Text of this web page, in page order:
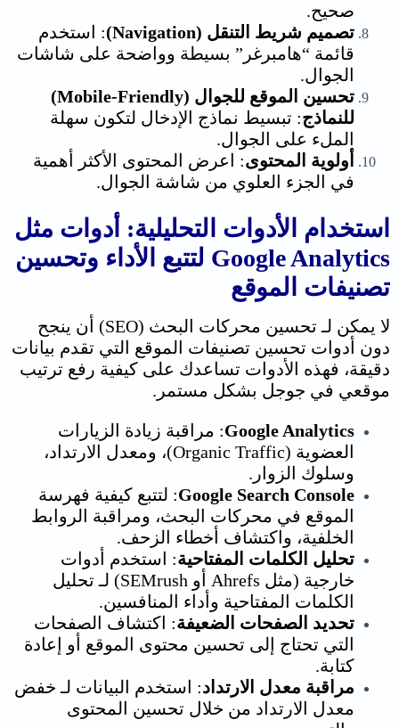
صحيح.
تصميم شريط التنقل (Navigation)
: استخدم
قائمة “هامبرغر” بسيطة وواضحة على شاشات
الجوال.
تحسين الموقع للجوال (Mobile-Friendly)
للنماذج: تبسيط نماذج الإدخال لتكون سهلة
الملء على الجوال.
أولوية المحتوى: اعرض المحتوى الأكثر أهمية
في الجزء العلوي من شاشة الجوال.
استخدام الأدوات التحليلية: أدوات مثل
Google Analytics لتتبع الأداء و
تحسين
تصنيفات الموقع
لا يمكن لـ تحسين محركات البحث (SEO) أن ينجح
دون أدوات تحسين تصنيفات الموقع التي تقدم بيانات
دقيقة، فهذه الأدوات تساعدك على كيفية رفع ترتيب
موقعي في جوجل بشكل مستمر.
Google Analytics: مراقبة زيادة الزيارات
العضوية (Organic Traffic)، ومعدل الارتداد،
وسلوك الزوار.
Google Search Console: لتتبع كيفية فهرسة
الموقع في محركات البحث، ومراقبة الروابط
الخلفية، واكتشاف أخطاء الزحف.
تحليل الكلمات المفتاحية: استخدم أدوات
خارجية (مثل Ahrefs أو SEMrush) لـ تحليل
الكلمات المفتاحية وأداء المنافسين.
تحديد الصفحات الضعيفة: اكتشاف الصفحات
التي تحتاج إلى تحسين محتوى الموقع أو إعادة
كتابة.
مراقبة معدل الارتداد: استخدم البيانات لـ خفض
معدل الارتداد من خلال تحسين المحتوى